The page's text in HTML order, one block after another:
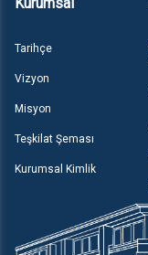
Tarihçe
Vizyon
Misyon
Teşkilat Şeması
Kurumsal Kimlik